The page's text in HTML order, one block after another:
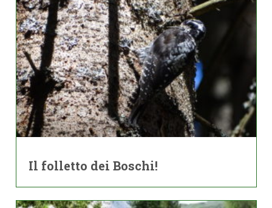
Il folletto dei Boschi!